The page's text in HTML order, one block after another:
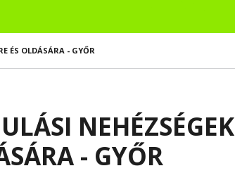
ÉS OLDÁSÁRA - GYŐR
NEHÉZSÉGEK
- GYŐR